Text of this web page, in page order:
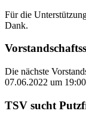
Für die
Dank.
Die nächste
07.06.2022 um
TSV sucht